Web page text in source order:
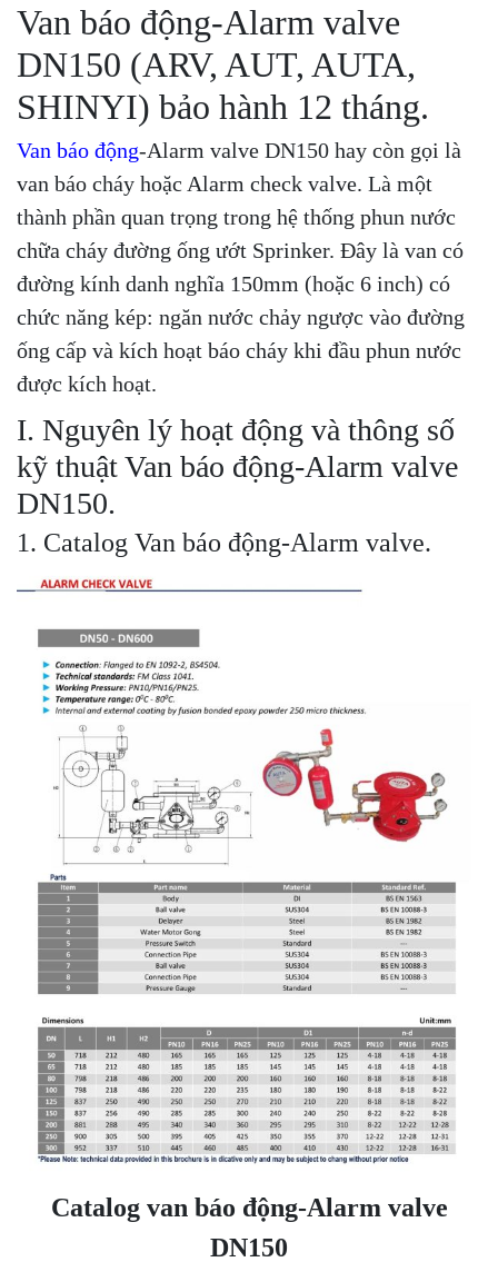
Van báo động-Alarm valve
DN150 (ARV, AUT, AUTA,
SHINYI) bảo hành 12 tháng.
Van báo động-Alarm valve DN150 hay còn gọi là
van báo cháy hoặc Alarm check valve. Là một
thành phần quan trọng trong hệ thống phun nước
chữa cháy đường ống ướt Sprinker. Đây là van có
đường kính danh nghĩa 150mm (hoặc 6 inch) có
chức năng kép: ngăn nước chảy ngược vào đường
ống cấp và kích hoạt báo cháy khi đầu phun nước
được kích hoạt.
I. Nguyên lý hoạt động và thông số
kỹ thuật Van báo động-Alarm valve
DN150.
1. Catalog Van báo động-Alarm valve.
Catalog van báo động-Alarm valve
DN150